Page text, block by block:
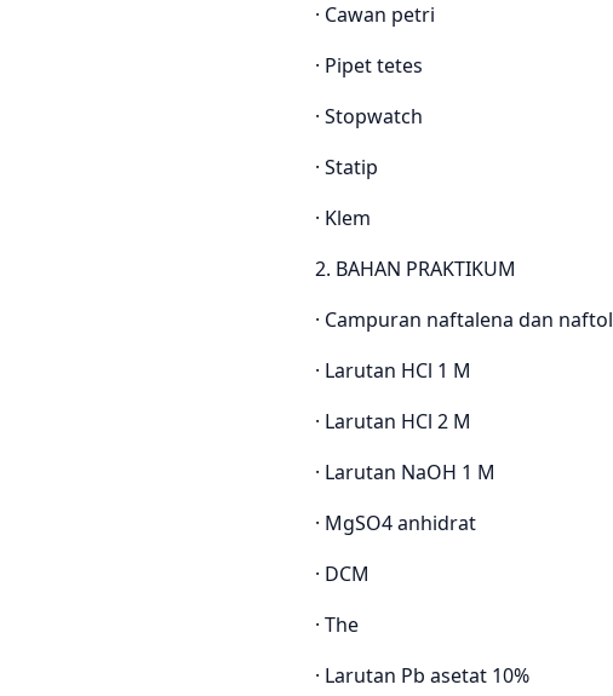
· Cawan petri
· Pipet tetes
· Stopwatch
· Statip
· Klem
2. BAHAN PRAKTIKUM
· Campuran naftalena dan naftol
· Larutan HCl 1 M
· Larutan HCl 2 M
· Larutan NaOH 1 M
· MgSO4 anhidrat
· DCM
· The
· Larutan Pb asetat 10%